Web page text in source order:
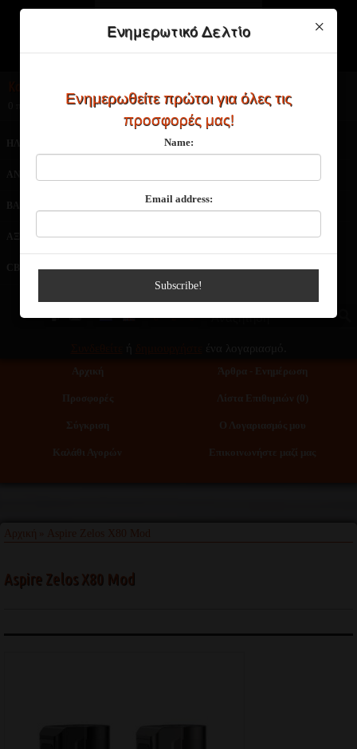
0 προϊόν(τα) - 0,00€
ΑΤΜΟΠΟΙΗΤΕΣ
ΜΠΑΤΑΡΙΕΣ
ΑΞΕΣΟΥΑΡ ΠΡΟΣΦΟΡΕΣ
NEO
€ £ $
Αρχική Άρθρα - Ενημέρωση
Προσφορές Λίστα Επιθυμιών (0)
Σύγκριση Ο Λογαριασμός μου
Καλάθι Αγορών Επικοινωνήστε μαζί μας
Αρχική » Aspire Zelos X80 Mod
Aspire Zelos X80 Mod
Ενημερωτικό Δελτίο ×
Ενημερωθείτε πρώτοι για όλες τις
προσφορές μας!
Name:
Email address:
Subscribe!